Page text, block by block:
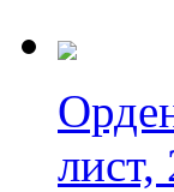
лист,